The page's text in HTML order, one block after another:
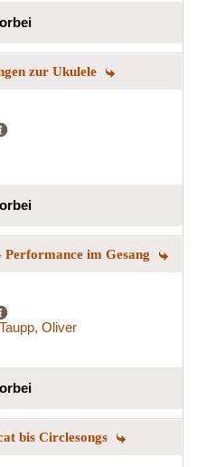
zur Ukulele
im Gesang
Taupp, Oliver
bis Circlesongs